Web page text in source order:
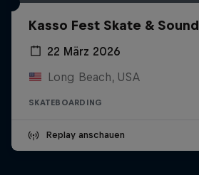
Kasso Fest Skate & Sound
22 März 2026
Long Beach, USA
SKATEBOARDING
Replay anschauen